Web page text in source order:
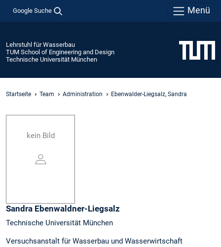
Google Suche Menü
Lehrstuhl für Wasserbau
TUM School of Engineering and Design
Technische Universität München
Startseite Team Administration Ebenwalder-Liegsalz, Sandra
kein Bild
Sandra Ebenwaldner-Liegsalz
Technische Universität München
Versuchsanstalt für Wasserbau und Wasserwirtschaft